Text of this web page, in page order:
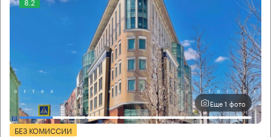
Еще 1 фото
БЕЗ КОМИССИИ